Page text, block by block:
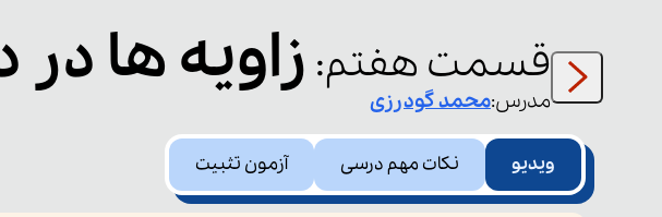
قسمت هفتم: زاویه ها در مدرس:محمدگودرزی
ویدیو نکات مهم درسی آزمون تثبیت